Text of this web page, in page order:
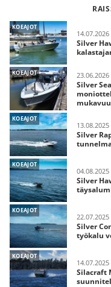
KOEAJOT
14.07.2026
Silver
KOEAJOT 23.06.2026
Silver
KOEAJOT
13.08.2025
Silver
KOEAJOT
04.08.2025
Silver
KOEAJOT
22.07.2025
Silver
työkalu
KOEAJOT
14.07.2025
Silacraft